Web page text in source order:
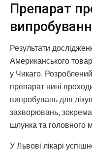
Препарат
Результати
Американського
у Чикаго.
препарат нині
випробувань для
захворювань, зокрема
шлунка та головного
У Львові лікарі